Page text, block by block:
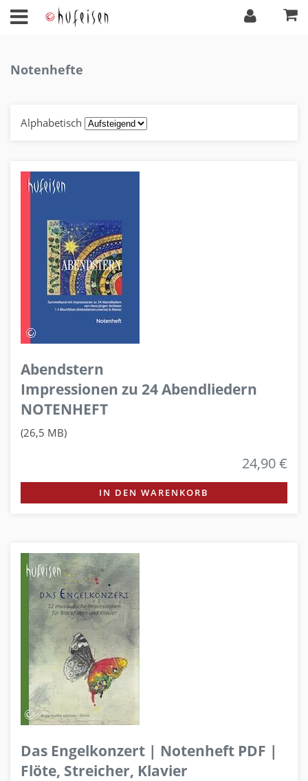
Notenhefte
Alphabetisch
Abendstern
Impressionen zu 24 Abendliedern
NOTENHEFT
(26,5 MB)
24,90 €
IN DEN WARENKORB
Das Engelkonzert | Notenheft PDF |
Flöte, Streicher, Klavier